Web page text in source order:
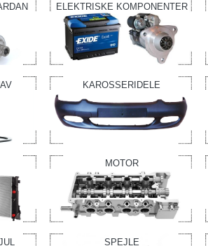
ELEKTRISKE KOMPONENTER
KAROSSERIDELE
MOTOR
SPEJLE